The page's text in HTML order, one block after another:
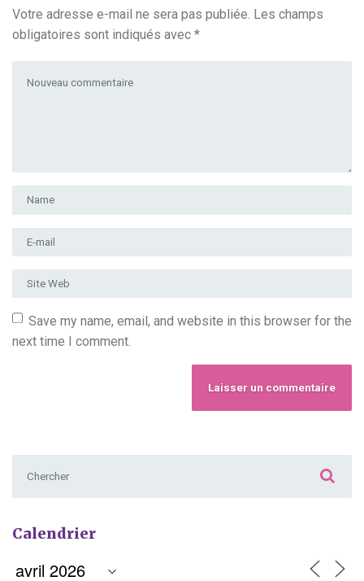
Votre adresse e-mail ne sera pas publiée. Les champs
obligatoires sont indiqués avec *
Prénom et nom
Adresse e-mail
Site Web
Save my name, email, and website in this browser for the
next time I comment.
Calendrier